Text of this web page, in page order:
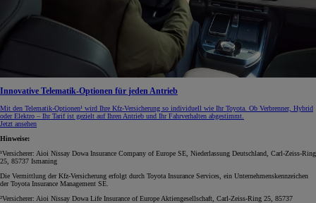
Innovative Telematik-Optionen für jeden Antrieb
Mit den Telematik-Optionen¹ wird Ihre Kfz‑Versicherung so individuell wie Ihr Toyota. Ob Verbrenner, Hybrid
oder Elektro – Ihr Tarif ist gezielt auf Ihren Antrieb und Ihr Fahrverhalten abgestimmt.
Jetzt ansehen
Hinweise:
¹Versicherer: Aioi Nissay Dowa Insurance Company of Europe SE, Niederlassung Deutschland, Carl-Zeiss-Ring
25, 85737 Ismaning
Die Vermittlung der Kfz-Versicherung erfolgt durch Toyota Insurance Services, ein Unternehmenskennzeichen
der Toyota Insurance Management SE.
²Versicherer: Aioi Nissay Dowa Life Insurance of Europe Aktiengesellschaft, Carl-Zeiss-Ring 25, 85737